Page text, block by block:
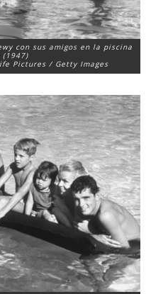
con sus amigos en la piscina
(1947)
Pictures / Getty Images